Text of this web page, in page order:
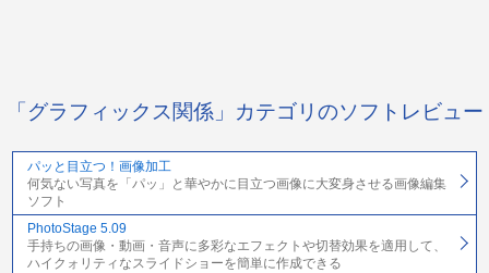
「グラフィックス関係」カテゴリのソフトレビュー
パッと目立つ！画像加工
何気ない写真を「パッ」と華やかに目立つ画像に大変身させる画像編集
ソフト
PhotoStage 5.09
手持ちの画像・動画・音声に多彩なエフェクトや切替効果を適用して、
ハイクォリティなスライドショーを簡単に作成できる